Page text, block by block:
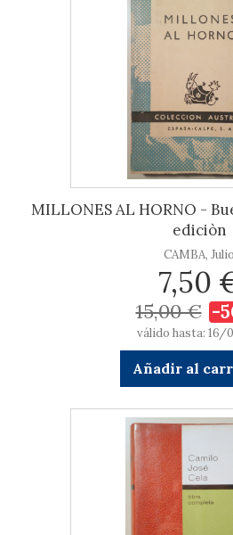
MILLONES AL HORNO -
ediciòn
CAMBA, Julio
7,50
15,00 € -
válido hasta: 16/
Añadir al